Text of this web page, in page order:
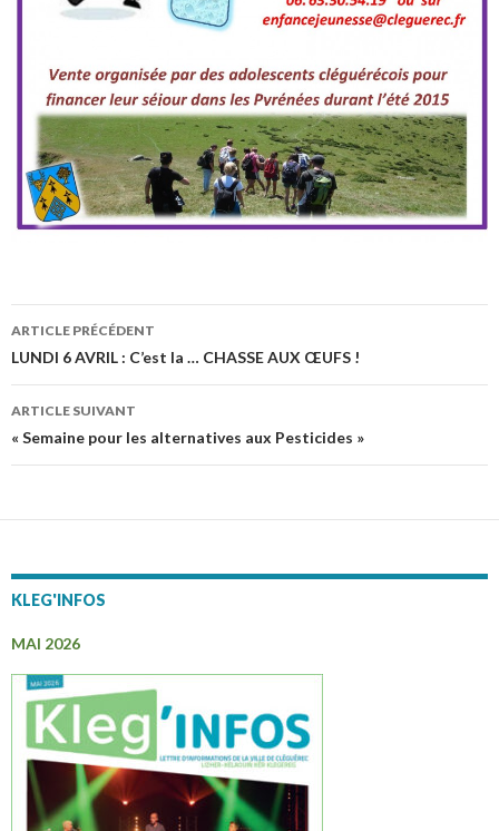
Navigation
des
articles
ARTICLE PRÉCÉDENT
LUNDI 6 AVRIL : C’est la … CHASSE AUX ŒUFS !
ARTICLE SUIVANT
« Semaine pour les alternatives aux Pesticides »
KLEG'INFOS
MAI 2026